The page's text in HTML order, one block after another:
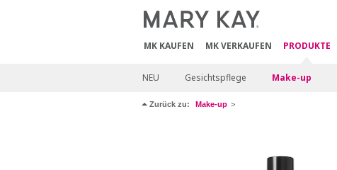
MK KAUFEN MK VERKAUFEN PRODUKTE
NEU Gesichtspflege Make-up
Zurück zu: Make-up